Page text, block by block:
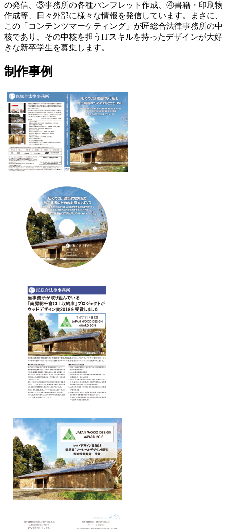
の発信、③事務所の各種パンフレット作成、④書籍・印刷物
作成等、日々外部に様々な情報を発信しています。まさに、
この「コンテンツマーケティング」が匠総合法律事務所の中
核であり、その中核を担うITスキルを持ったデザインが大好
きな新卒学生を募集します。
制作事例